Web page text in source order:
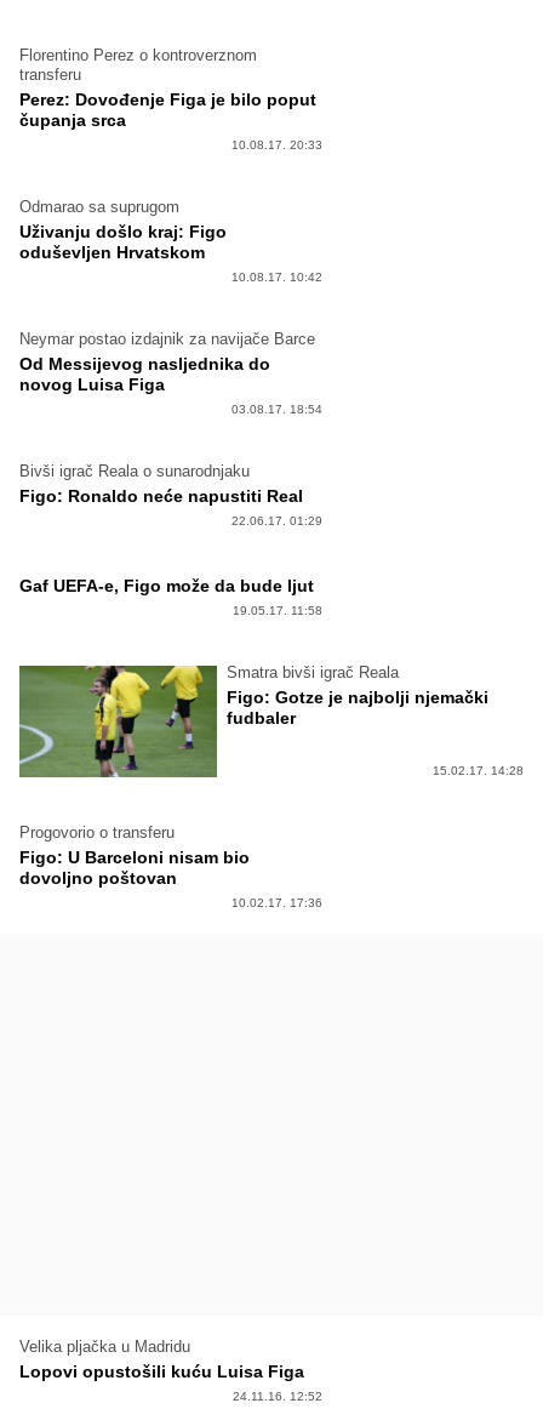
Florentino Perez o kontroverznom
transferu
Perez: Dovođenje Figa je bilo poput
čupanja srca
10.08.17. 20:33
Odmarao sa suprugom
Uživanju došlo kraj: Figo
oduševljen Hrvatskom
10.08.17. 10:42
Neymar postao izdajnik za navijače Barce
Od Messijevog nasljednika do
novog Luisa Figa
03.08.17. 18:54
Bivši igrač Reala o sunarodnjaku
Figo: Ronaldo neće napustiti Real
22.06.17. 01:29
Gaf UEFA-e, Figo može da bude ljut
19.05.17. 11:58
Smatra bivši igrač Reala
Figo: Gotze je najbolji njemački
fudbaler
15.02.17. 14:28
Progovorio o transferu
Figo: U Barceloni nisam bio
dovoljno poštovan
10.02.17. 17:36
Velika pljačka u Madridu
Lopovi opustošili kuću Luisa Figa
24.11.16. 12:52